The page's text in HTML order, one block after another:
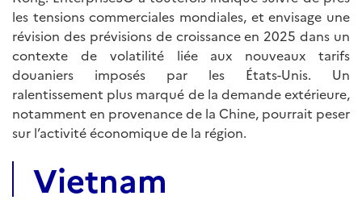
les tensions commerciales mondiales, et envisage une
révision des prévisions de croissance en 2025 dans un
contexte de volatilité liée aux nouveaux tarifs
douaniers imposés par les États-Unis. Un
ralentissement plus marqué de la demande extérieure,
notamment en provenance de la Chine, pourrait peser
sur l’activité économique de la région.
Vietnam